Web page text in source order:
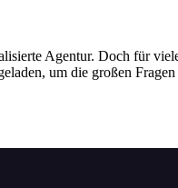
Agentur. Doch für
um die großen